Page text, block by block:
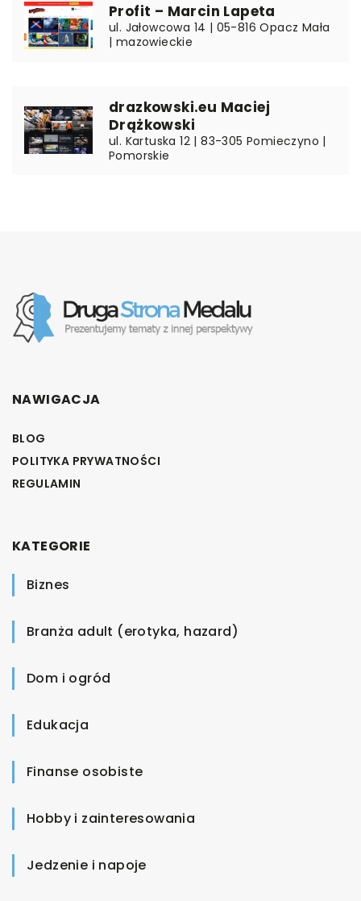
Profit – Marcin Lapeta
ul. Jałowcowa 14 | 05-816 Opacz Mała
| mazowieckie
drazkowski.eu Maciej
Drążkowski
ul. Kartuska 12 | 83-305 Pomieczyno |
Pomorskie
NAWIGACJA
BLOG
POLITYKA PRYWATNOŚCI
REGULAMIN
KATEGORIE
Biznes
Branża adult (erotyka, hazard)
Dom i ogród
Edukacja
Finanse osobiste
Hobby i zainteresowania
Jedzenie i napoje